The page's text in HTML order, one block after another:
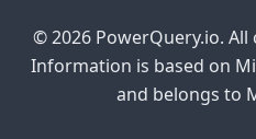
© 2026 PowerQuery.io.
Information is based on
and belongs to